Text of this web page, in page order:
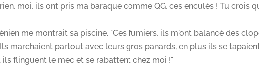
moi, ils ont pris ma baraque comme QG, ces enculés ! Tu crois
me montrait sa piscine. "Ces fumiers, ils m'ont balancé des
marchaient partout avec leurs gros panards, en plus ils se
flinguent le mec et se rabattent chez moi !"